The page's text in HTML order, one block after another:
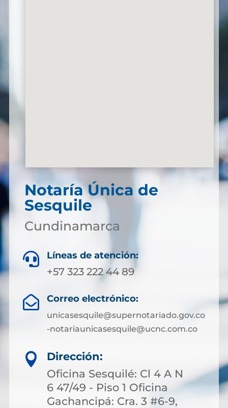
Notaría Única de
Sesquile
Cundinamarca
 Líneas de atención:
+57 323 222 44 89
 Correo electrónico:
unicasesquile@supernotariado.gov.co
-notariaunicasesquile@ucnc.com.co

Dirección:
Oficina Sesquilé: Cl 4 A N
6 47/49 - Piso 1 Oficina
Gachancipá: Cra. 3 #6-9,